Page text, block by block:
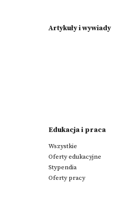
Artykuły i wywiady
Edukacja i praca
Wszystkie
Oferty edukacyjne
Stypendia
Oferty pracy